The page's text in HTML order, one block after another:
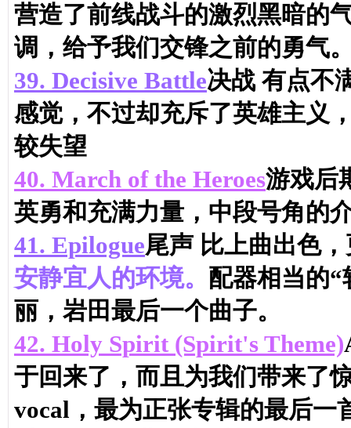
营造了前线战斗的激烈黑暗的
调，给予我们交锋之前的勇气
39. Decisive Battle决战 有点不
感觉，不过却充斥了英雄主义
较失望
40. March of the Heroes游戏后
英勇和充满力量，中段号角的
41. Epilogue尾声 比上曲出色
安静宜人的环境。 配器相当的
丽，岩田最后一个曲子。
42. Holy Spirit (Spirit's Theme)
于回来了，而且为我们带来了
vocal，最为正张专辑的最后一